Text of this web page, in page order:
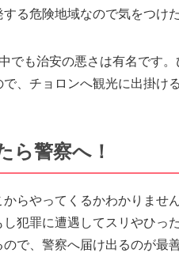
る危険地域なので気をつけ
でも治安の悪さは有名です
、チョロンへ観光に出掛け
ら警察へ！
らやってくるかわかりませ
犯罪に遭遇してスリやひっ
で、警察へ届け出るのが最